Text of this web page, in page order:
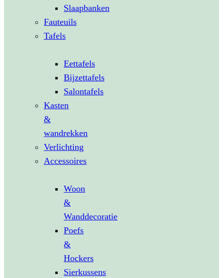
Slaapbanken
Fauteuils
Tafels
Eettafels
Bijzettafels
Salontafels
Kasten
&
wandrekken
Verlichting
Accessoires
Woon
&
Wanddecoratie
Poefs
&
Hockers
Sierkussens